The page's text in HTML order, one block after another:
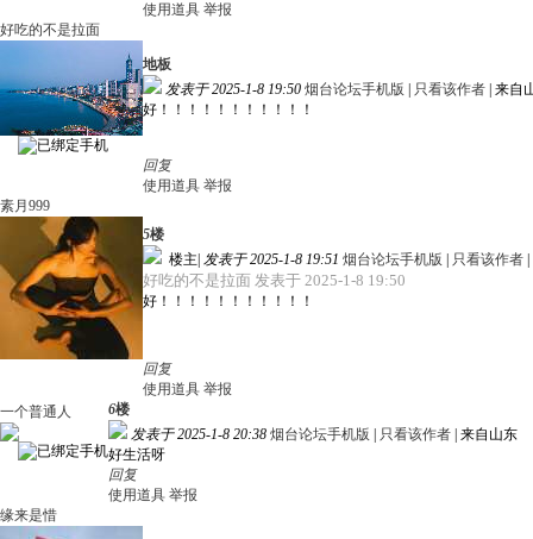
使用道具 举报
好吃的不是拉面
地板
发表于 2025-1-8 19:50 烟台论坛手机版 只看该作者 来自
好！！！！！！！！！！！
回复
使用道具 举报
素月999
5楼
楼主 发表于 2025-1-8 19:51 烟台论坛手机版 只看该作者
好吃的不是拉面 发表于 2025-1-8 19:50
好！！！！！！！！！！！
回复
使用道具 举报
一个普通人
6楼
发表于 2025-1-8 20:38 烟台论坛手机版 只看该作者 来自山东
好生活呀
回复
使用道具 举报
缘来是惜